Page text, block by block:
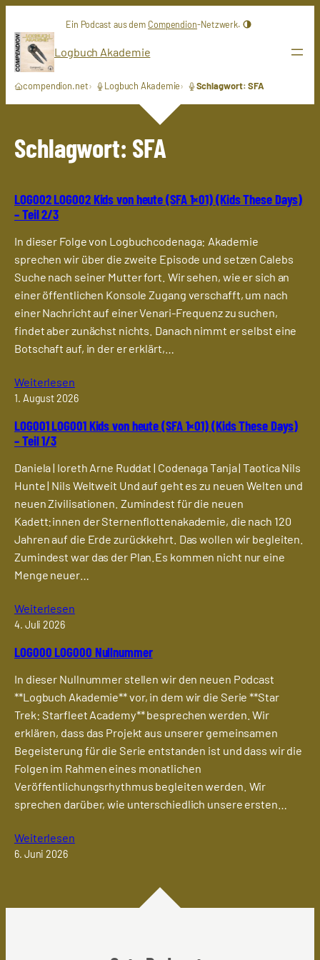
Inhalt
springen
Ein Podcast aus dem Compendion-Netzwerk.
Logbuch Akademie
compendion.net Logbuch Akademie Schlagwort: SFA
Schlagwort: SFA
LOG002 LOG002 Kids von heute (SFA 1×01) (Kids These Days)
– Teil 2/3
In dieser Folge von Logbuchcodenaga: Akademie
sprechen wir über die zweite Episode und setzen Calebs
Suche nach seiner Mutter fort. Wir sehen, wie er sich an
einer öffentlichen Konsole Zugang verschafft, um nach
einer Nachricht auf einer Venari-Frequenz zu suchen,
findet aber zunächst nichts. Danach nimmt er selbst eine
Botschaft auf, in der er erklärt,…
Weiterlesen
1. August 2026
LOG001 LOG001 Kids von heute (SFA 1×01) (Kids These Days)
– Teil 1/3
Daniela | Ioreth Arne Ruddat | Codenaga Tanja | Taotica Nils
Hunte | Nils Weltweit Und auf geht es zu neuen Welten und
neuen Zivilisationen. Zumindest für die neuen
Kadett:innen der Sternenflottenakademie, die nach 120
Jahren auf die Erde zurückkehrt. Das wollen wir begleiten.
Zumindest war das der Plan.Es kommen nicht nur eine
Menge neuer…
Weiterlesen
4. Juli 2026
LOG000 LOG000 Nullnummer
In dieser Nullnummer stellen wir den neuen Podcast
**Logbuch Akademie** vor, in dem wir die Serie **Star
Trek: Starfleet Academy** besprechen werden. Wir
erklären, dass das Projekt aus unserer gemeinsamen
Begeisterung für die Serie entstanden ist und dass wir die
Folgen im Rahmen eines monatlichen
Veröffentlichungsrhythmus begleiten werden. Wir
sprechen darüber, wie unterschiedlich unsere ersten…
Weiterlesen
6. Juni 2026